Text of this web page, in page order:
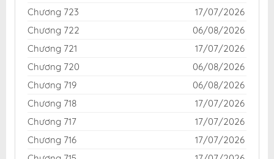
Chương 723
17/07/2026
Chương 722
06/08/2026
Chương 721
17/07/2026
Chương 720
06/08/2026
Chương 719
06/08/2026
Chương 718
17/07/2026
Chương 717
17/07/2026
Chương 716
17/07/2026